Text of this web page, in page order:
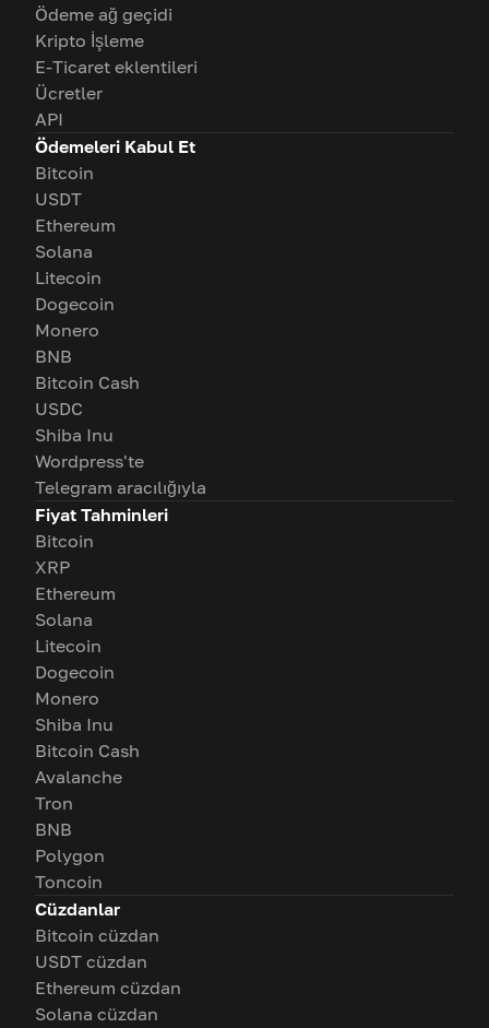
Ödeme ağ geçidi
Kripto İşleme
E-Ticaret eklentileri
Ücretler
API
Ödemeleri Kabul Et
Bitcoin
USDT
Ethereum
Solana
Litecoin
Dogecoin
Monero
BNB
Bitcoin Cash
USDC
Shiba Inu
Wordpress'te
Telegram aracılığıyla
Fiyat Tahminleri
Bitcoin
XRP
Ethereum
Solana
Litecoin
Dogecoin
Monero
Shiba Inu
Bitcoin Cash
Avalanche
Tron
BNB
Polygon
Toncoin
Cüzdanlar
Bitcoin cüzdan
USDT cüzdan
Ethereum cüzdan
Solana cüzdan